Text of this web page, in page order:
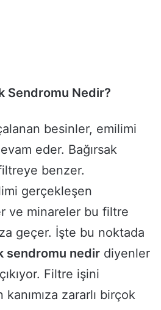
Sendromu Nedir?
besinler, emilimi
eder. Bağırsak
benzer.
gerçekleşen
ve minareler bu filtre
geçer. İşte bu noktada
sendromu nedir diyenler
Filtre işini
kanımıza zararlı birçok